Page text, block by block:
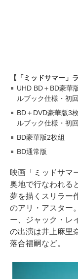
【「ミッドサマー」
UHD BD＋BD豪
ルブック仕様・初
BD＋DVD豪華
ルブック仕様・初
BD豪華版2枚
BD通常版
映画「ミッドサマ
奥地で行なわれる
夢を描くスリラー
のアリ・アスター
ー、ジャック・レ
の出演は井上麻里
落合福嗣など。